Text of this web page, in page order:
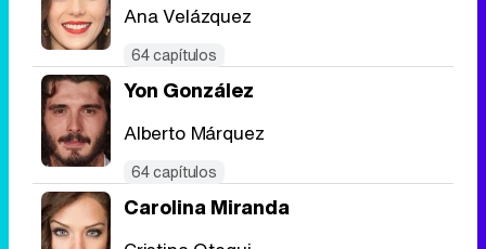
Ana Velázquez
64 capítulos
Yon González
Alberto Márquez
64 capítulos
Carolina Miranda